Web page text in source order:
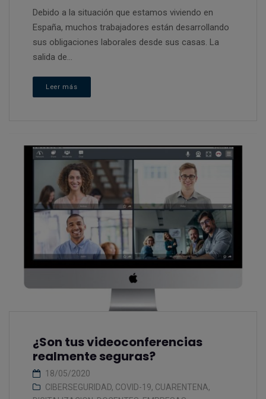
Debido a la situación que estamos viviendo en
España, muchos trabajadores están desarrollando
sus obligaciones laborales desde sus casas. La
salida de...
Leer más
¿Son tus videoconferencias
realmente seguras?
18/05/2020
CIBERSEGURIDAD, COVID-19, CUARENTENA,